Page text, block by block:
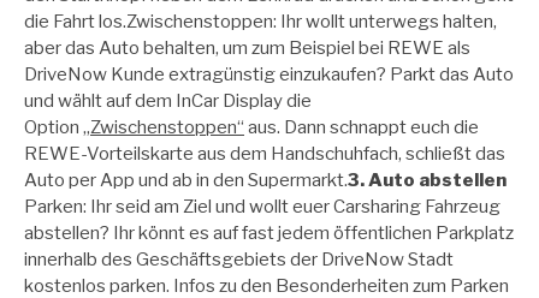
die Fahrt los.Zwischenstoppen: Ihr wollt unterwegs halten,
aber das Auto behalten, um zum Beispiel bei REWE als
DriveNow Kunde extragünstig einzukaufen? Parkt das Auto
und wählt auf dem InCar Display die
Option „Zwischenstoppen“ aus. Dann schnappt euch die
REWE-Vorteilskarte aus dem Handschuhfach, schließt das
Auto per App und ab in den Supermarkt.3. Auto abstellen
Parken: Ihr seid am Ziel und wollt euer Carsharing Fahrzeug
abstellen? Ihr könnt es auf fast jedem öffentlichen Parkplatz
innerhalb des Geschäftsgebiets der DriveNow Stadt
kostenlos parken. Infos zu den Besonderheiten zum Parken